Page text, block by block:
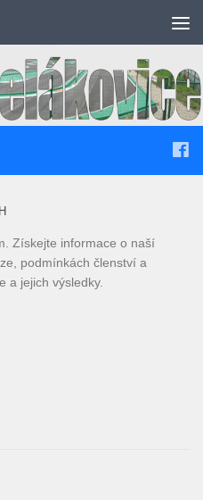
Získejte informace o naší
podmínkách členství a
a jejich výsledky.